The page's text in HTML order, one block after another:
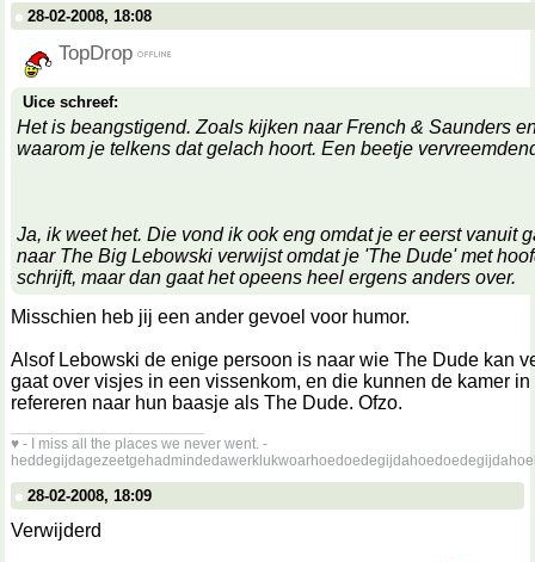
28-02-2008, 18:08
TopDrop
Uice schreef:
Het is beangstigend. Zoals kijken naar French & Saunders
waarom je telkens dat gelach hoort. Een beetje
Ja, ik weet het. Die vond ik ook eng omdat je er eerst vanuit
naar The Big Lebowski verwijst omdat je 'The Dude' met
schrijft, maar dan gaat het opeens heel ergens anders over.
Misschien heb jij een ander gevoel voor humor.
Alsof Lebowski de enige persoon is naar wie The Dude kan
gaat over visjes in een vissenkom, en die kunnen de kamer
refereren naar hun baasje als The Dude. Ofzo.
♥ - I miss all the places we never went. -
28-02-2008, 18:09
Verwijderd